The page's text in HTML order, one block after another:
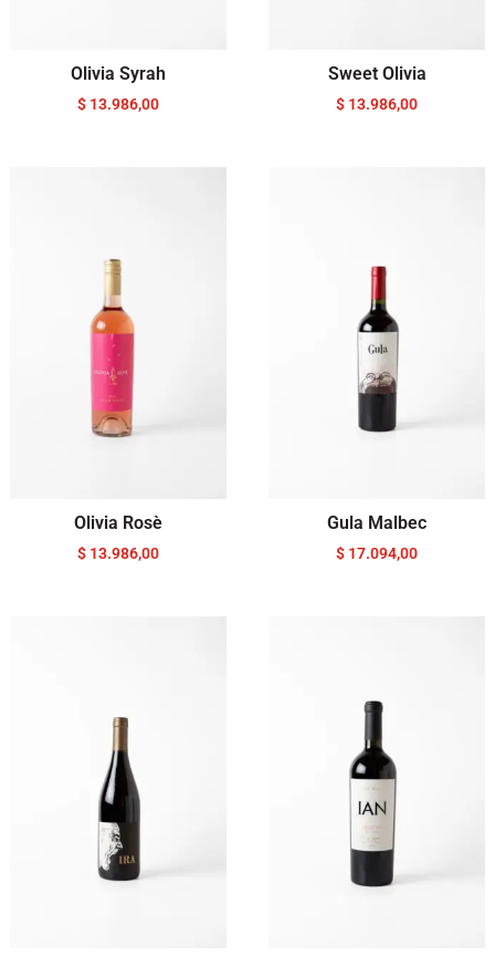
Olivia Syrah
$ 13.986,00
Sweet Olivia
$ 13.986,00
Olivia Rosè
$ 13.986,00
Gula Malbec
$ 17.094,00